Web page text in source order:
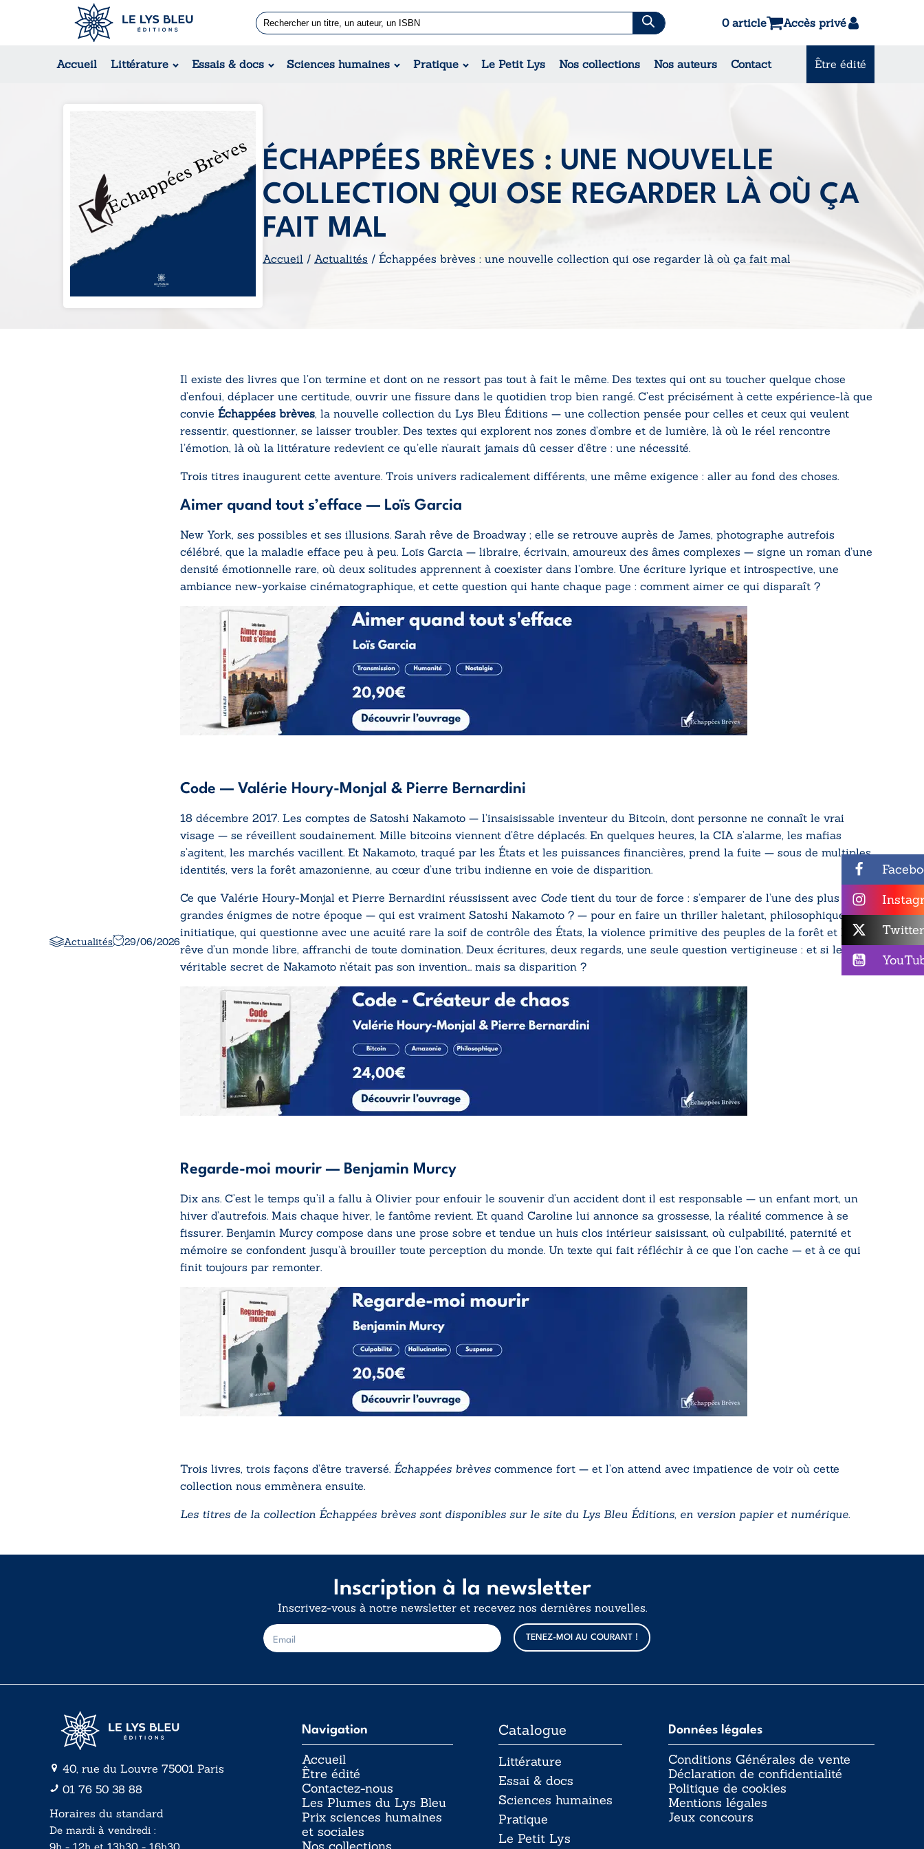
0 article Accès privé
Accueil Littérature Essais & docs Sciences humaines Pratique Le Petit Lys Nos collections Nos auteurs Contact Être édité
Romans
Contemporain
Suspense / Thriller / Policier
Science-fiction
Romance
Jeunesse
Nouvelles & Contes
Théâtre
ÉCHAPPÉES BRÈVES : UNE NOUVELLE
COLLECTION QUI OSE REGARDER LÀ OÙ ÇA
FAIT MAL
Accueil / Actualités / Échappées brèves : une nouvelle collection qui ose regarder là où ça fait mal
Actualités 29/06/2026
Il existe des livres que l’on termine et dont on ne ressort pas tout à fait le même. Des textes qui ont su toucher quelque chose
d’enfoui, déplacer une certitude, ouvrir une fissure dans le quotidien trop bien rangé. C’est précisément à cette expérience-là que
convie Échappées brèves, la nouvelle collection du Lys Bleu Éditions — une collection pensée pour celles et ceux qui veulent
ressentir, questionner, se laisser troubler. Des textes qui explorent nos zones d’ombre et de lumière, là où le réel rencontre
l’émotion, là où la littérature redevient ce qu’elle n’aurait jamais dû cesser d’être : une nécessité.
Trois titres inaugurent cette aventure. Trois univers radicalement différents, une même exigence : aller au fond des choses.
Aimer quand tout s’efface — Loïs Garcia
New York, ses possibles et ses illusions. Sarah rêve de Broadway ; elle se retrouve auprès de James, photographe autrefois
célébré, que la maladie efface peu à peu. Loïs Garcia — libraire, écrivain, amoureux des âmes complexes — signe un roman d’une
densité émotionnelle rare, où deux solitudes apprennent à coexister dans l’ombre. Une écriture lyrique et introspective, une
ambiance new-yorkaise cinématographique, et cette question qui hante chaque page : comment aimer ce qui disparaît ?
Code — Valérie Houry-Monjal & Pierre Bernardini
18 décembre 2017. Les comptes de Satoshi Nakamoto — l’insaisissable inventeur du Bitcoin, dont personne ne connaît le vrai
visage — se réveillent soudainement. Mille bitcoins viennent d’être déplacés. En quelques heures, la CIA s’alarme, les mafias
s’agitent, les marchés vacillent. Et Nakamoto, traqué par les États et les puissances financières, prend la fuite — sous de multiples
identités, vers la forêt amazonienne, au cœur d’une tribu indienne en voie de disparition.
Ce que Valérie Houry-Monjal et Pierre Bernardini réussissent avec Code tient du tour de force : s’emparer de l’une des plus
grandes énigmes de notre époque — qui est vraiment Satoshi Nakamoto ? — pour en faire un thriller haletant, philosophique et
initiatique, qui questionne avec une acuité rare la soif de contrôle des États, la violence primitive des peuples de la forêt et le
rêve d’un monde libre, affranchi de toute domination. Deux écritures, deux regards, une seule question vertigineuse : et si le
véritable secret de Nakamoto n’était pas son invention… mais sa disparition ?
Regarde-moi mourir — Benjamin Murcy
Dix ans. C’est le temps qu’il a fallu à Olivier pour enfouir le souvenir d’un accident dont il est responsable — un enfant mort, un
hiver d’autrefois. Mais chaque hiver, le fantôme revient. Et quand Caroline lui annonce sa grossesse, la réalité commence à se
fissurer. Benjamin Murcy compose dans une prose sobre et tendue un huis clos intérieur saisissant, où culpabilité, paternité et
mémoire se confondent jusqu’à brouiller toute perception du monde. Un texte qui fait réfléchir à ce que l’on cache — et à ce qui
finit toujours par remonter.
Trois livres, trois façons d’être traversé. Échappées brèves commence fort — et l’on attend avec impatience de voir où cette
collection nous emmènera ensuite.
Les titres de la collection Échappées brèves sont disponibles sur le site du Lys Bleu Éditions, en version papier et numérique.
Inscription à la newsletter
Inscrivez-vous à notre newsletter et recevez nos dernières nouvelles.
m
i
E
-
m
i
TENEZ-MOI AU COURANT !
40, rue du Louvre 75001 Paris
01 76 50 38 88
Horaires du standard
De mardi à vendredi :
Navigation
Accueil
Être édité
Contactez-nous
Les Plumes du Lys Bleu
Prix sciences humaines
et sociales
Catalogue
Littérature
Essai & docs
Sciences humaines
Pratique
Le Petit Lys
Données légales
Conditions Générales de vente
Déclaration de confidentialité
Politique de cookies
Mentions légales
Jeux concours
Twitter